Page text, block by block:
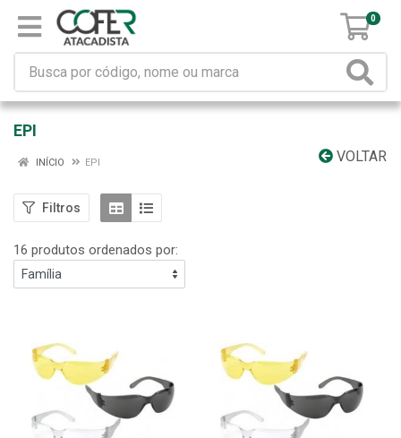
0
EPI
VOLTAR
INÍCIO EPI
Filtros
16 produtos ordenados por: